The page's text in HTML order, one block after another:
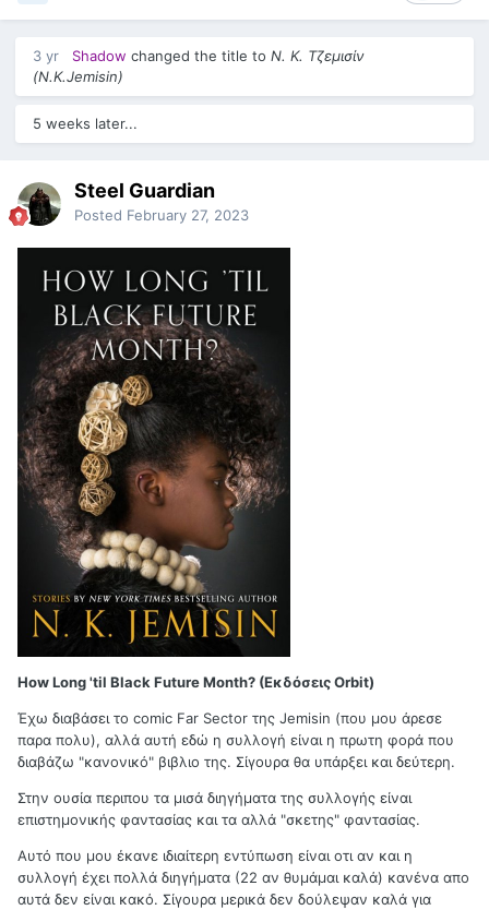
3 yr Shadow changed the title to Ν. Κ. Τζεμισίν
(N.K.Jemisin)
5 weeks later...
Steel Guardian
Posted February 27, 2023
How Long 'til Black Future Month? (Εκδόσεις Orbit)
Έχω διαβάσει το comic Far Sector της Jemisin (που μου άρεσε
παρα πολυ), αλλά αυτή εδώ η συλλογή είναι η πρωτη φορά που
διαβάζω "κανονικό" βιβλιο της. Σίγουρα θα υπάρξει και δεύτερη.
Στην ουσία περιπου τα μισά διηγήματα της συλλογής είναι
επιστημονικής φαντασίας και τα αλλά "σκετης" φαντασίας.
Αυτό που μου έκανε ιδιαίτερη εντύπωση είναι οτι αν και η
συλλογή έχει πολλά διηγήματα (22 αν θυμάμαι καλά) κανένα απο
αυτά δεν είναι κακό. Σίγουρα μερικά δεν δούλεψαν καλά για